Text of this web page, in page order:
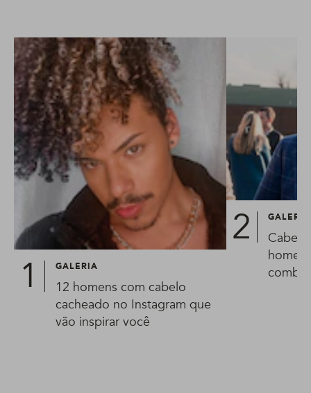
GALERIA
12 homens com cabelo
cacheado no Instagram que
vão inspirar você
GALERIA